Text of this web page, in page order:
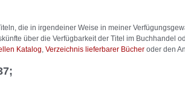
die in irgendeiner Weise in meiner
über die Verfügbarkeit der Titel im Buchhandel
Katalog Verzeichnis lieferbarer Bücher oder den